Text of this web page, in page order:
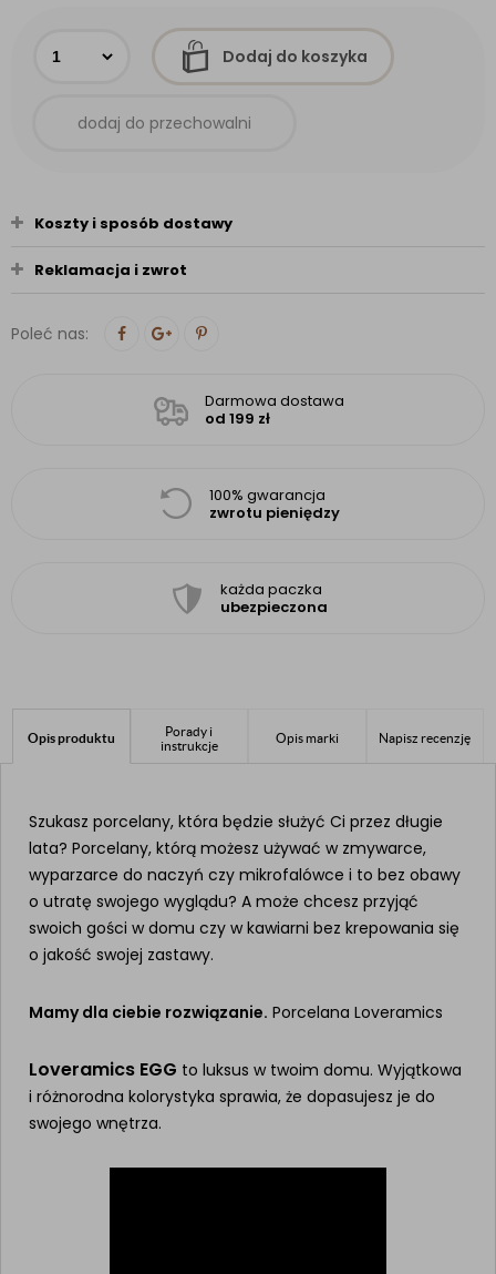
Dodaj do koszyka
dodaj do przechowalni
Koszty i sposób dostawy
Reklamacja i zwrot
Poleć nas:
Darmowa dostawa
od 199 zł
100% gwarancja
zwrotu pieniędzy
każda paczka
ubezpieczona
Opis produktu
Porady i
instrukcje
Opis marki Napisz recenzję
Szukasz porcelany, która będzie służyć Ci przez długie
lata? Porcelany, którą możesz używać w zmywarce,
wyparzarce do naczyń czy mikrofalówce i to bez obawy
o utratę swojego wyglądu? A może chcesz przyjąć
swoich gości w domu czy w kawiarni bez krepowania się
o jakość swojej zastawy.
Mamy dla ciebie rozwiązanie. Porcelana Loveramics
Loveramics EGG to luksus w twoim domu. Wyjątkowa
i różnorodna kolorystyka sprawia, że dopasujesz je do
swojego wnętrza.